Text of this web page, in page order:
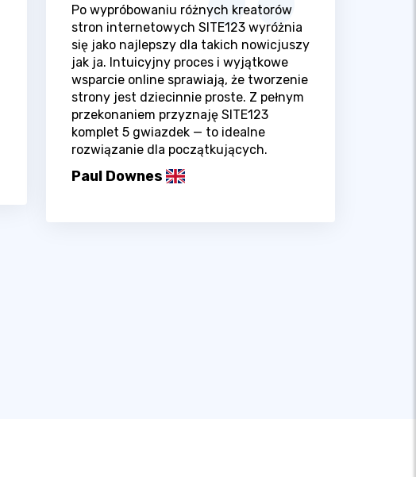
Po wypróbowaniu różnych kreatorów
stron internetowych SITE123 wyróżnia
się jako najlepszy dla takich nowicjuszy
jak ja. Intuicyjny proces i wyjątkowe
wsparcie online sprawiają, że tworzenie
strony jest dziecinnie proste. Z pełnym
przekonaniem przyznaję SITE123
komplet 5 gwiazdek — to idealne
rozwiązanie dla początkujących.
Paul Downes